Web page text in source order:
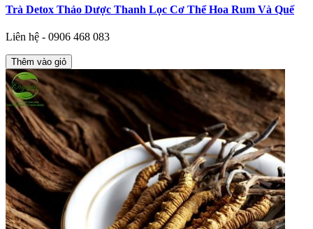
Trà Detox Thảo Dược Thanh Lọc Cơ Thể Hoa Rum Và Quế
Liên hệ - 0906 468 083
Thêm vào giỏ